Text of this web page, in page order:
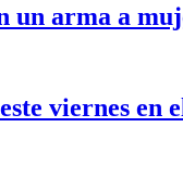
un arma a
viernes en